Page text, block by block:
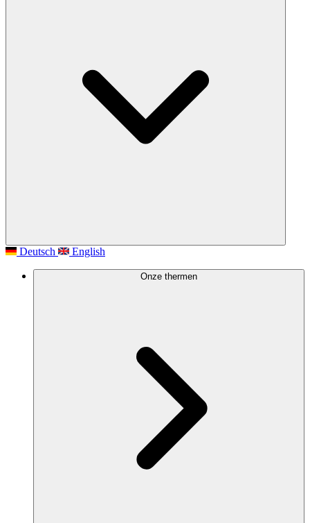
Deutsch English
Onze thermen